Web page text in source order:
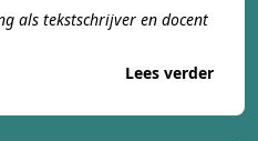
als tekstschrijver en docent
Lees verder